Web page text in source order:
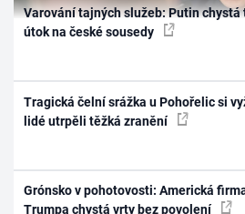
Varování tajných služeb: Putin chystá
útok na české sousedy
Tragická čelní srážka u Pohořelic si
lidé utrpěli těžká zranění
Grónsko v pohotovosti: Americká
Trumpa chystá vrty bez povolení